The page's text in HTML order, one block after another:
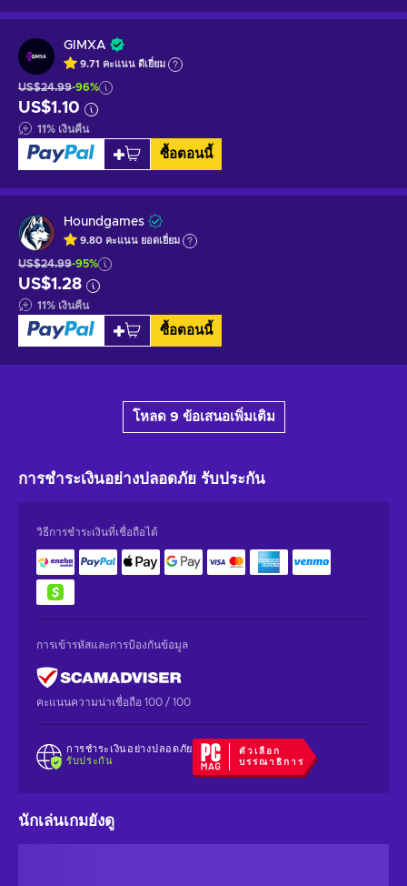
GIMXA
9.71 คะแนน ดีเยี่ยม
US$24.99-96%
US$1.10
11% เงินคืน
ซื้อตอนนี้
Houndgames
9.80 คะแนน ยอดเยี่ยม
US$24.99-95%
US$1.28
11% เงินคืน
ซื้อตอนนี้
โหลด 9 ข้อเสนอเพิ่มเติม
การชำระเงินอย่างปลอดภัย รับประกัน
วิธีการชำระเงินที่เชื่อถือได้
การเข้ารหัสและการป้องกันข้อมูล
คะแนนความน่าเชื่อถือ 100 / 100
การชำระเงินอย่างปลอดภัย
รับประกัน
ตัวเลือก
บรรณาธิการ
นักเล่นเกมยังดู